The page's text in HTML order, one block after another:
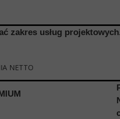
zakres usług
NETTO